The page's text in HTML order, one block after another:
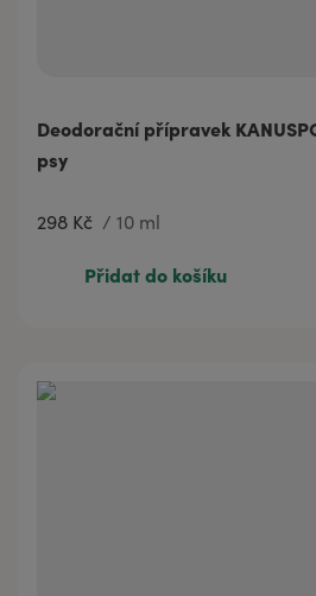
Deodorační přípravek
psy
298 Kč / 10 ml
473 Kč
20 ml
Přidat do košíku